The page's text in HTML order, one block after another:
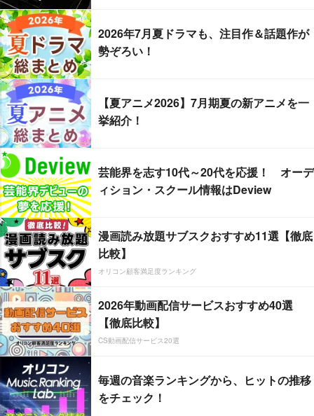
2026年7月夏ドラマも、注目作＆話題作が
勢ぞろい！
【夏アニメ2026】7月期夏の新アニメを一
挙紹介！
芸能界を志す10代～20代を応援！ オーデ
ィション・スクール情報はDeview
漫画読み放題サブスクおすすめ11選【徹底
比較】
オリコン顧客満足度ランキング
2026年動画配信サービスおすすめ40選
【徹底比較】
CS動画配信サービス20選
毎週の音楽ランキングから、ヒットの推移
をチェック！